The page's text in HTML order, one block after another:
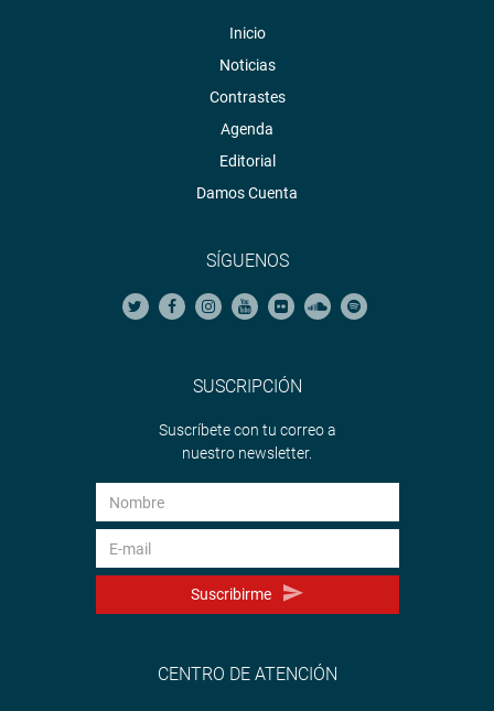
Inicio
Noticias
Contrastes
Agenda
Editorial
Damos Cuenta
SÍGUENOS
SUSCRIPCIÓN
Suscríbete con tu correo a
nuestro newsletter.
Suscribirme
CENTRO DE ATENCIÓN